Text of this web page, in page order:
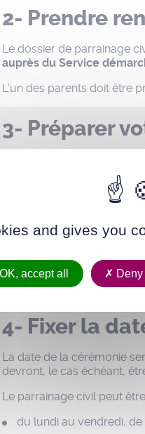
2- Prendre
Le dossier de parrainage
auprès du Service
L’un des parents doit être
3- Préparer
Acte de naissance de
Photocopie des pièces
Justificatif de domicile
Accord écrit du parent
Photocopie des pièces
Formulaires de
4- Fixer la
La date de la cérémonie
devront, le cas échéant,
Le parrainage civil peut
du lundi au vendredi, de
and gives you
OK, accept all